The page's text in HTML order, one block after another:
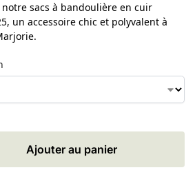
notre sacs à bandoulière en cuir
un accessoire chic et polyvalent à
Ajouter au panier